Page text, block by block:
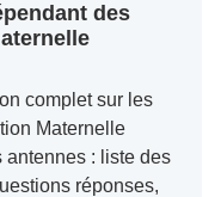
des
complet sur les
Maternelle
antennes : liste des
réponses,